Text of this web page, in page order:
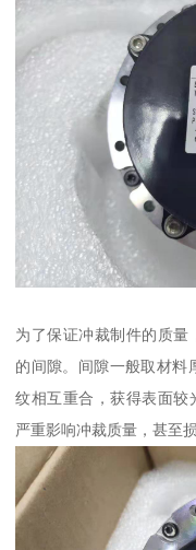
为了保证冲裁制件的质量
的间隙。间隙一般取材料
纹相互重合，获得表面较
严重影响冲裁质量，甚至